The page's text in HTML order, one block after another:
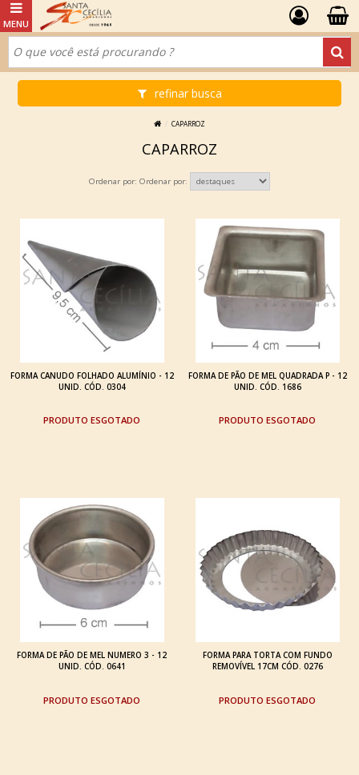
refinar busca
CAPARROZ
CAPARROZ
Ordenar por:
FORMA CANUDO FOLHADO ALUMÍNIO - 12
UNID. CÓD. 0304
ESGOTADO
FORMA DE PÃO DE MEL QUADRADA P - 12
UNID. CÓD. 1686
ESGOTADO
FORMA DE PÃO DE MEL NUMERO 3 - 12
UNID. CÓD. 0641
ESGOTADO
FORMA PARA TORTA COM FUNDO
REMOVÍVEL 17CM CÓD. 0276
ESGOTADO